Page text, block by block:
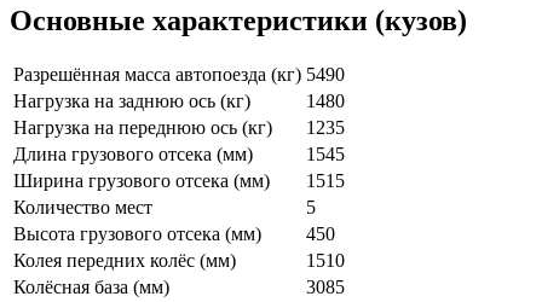
Основные характеристики (кузов)
Разрешённая масса автопоезда (кг) 5490
Нагрузка на заднюю ось (кг)
1480
Нагрузка на переднюю ось (кг)
1235
Длина грузового отсека (мм)
1545
Ширина грузового отсека (мм)
1515
Количество мест
5
Высота грузового отсека (мм)
450
Колея передних колёс (мм)
1510
Колёсная база (мм)
3085